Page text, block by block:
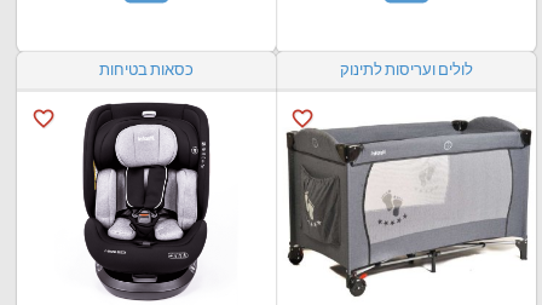
לולים ועריסות לתינוק
favorite_border
כסאות בטיחות
favorite_border